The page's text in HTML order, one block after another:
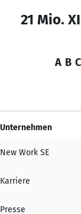
21 Mio.
A B C
Unternehmen
New Work SE
Karriere
Presse